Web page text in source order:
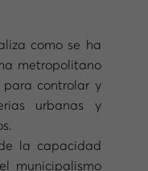
como se ha
metropolitano
controlar y
urbanas y
la capacidad
municipalismo